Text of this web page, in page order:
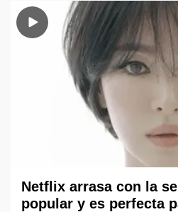
Netflix arrasa con la
popular y es perfecta